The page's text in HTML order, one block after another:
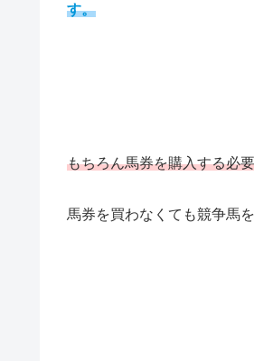
す。
もちろん馬券を購入する必
馬券を買わなくても競争馬